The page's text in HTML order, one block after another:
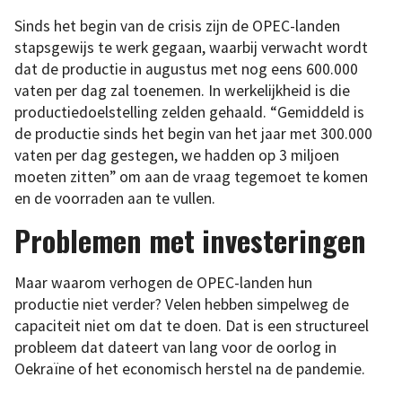
Sinds het begin van de crisis zijn de OPEC-landen
stapsgewijs te werk gegaan, waarbij verwacht wordt
dat de productie in augustus met nog eens 600.000
vaten per dag zal toenemen. In werkelijkheid is die
productiedoelstelling zelden gehaald. “Gemiddeld is
de productie sinds het begin van het jaar met 300.000
vaten per dag gestegen, we hadden op 3 miljoen
moeten zitten” om aan de vraag tegemoet te komen
en de voorraden aan te vullen.
Problemen met investeringen
Maar waarom verhogen de OPEC-landen hun
productie niet verder? Velen hebben simpelweg de
capaciteit niet om dat te doen. Dat is een structureel
probleem dat dateert van lang voor de oorlog in
Oekraïne of het economisch herstel na de pandemie.